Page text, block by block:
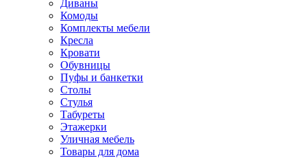
Диваны
Комоды
Комплекты мебели
Кресла
Кровати
Обувницы
Пуфы и банкетки
Столы
Стулья
Табуреты
Этажерки
Уличная мебель
Товары для дома